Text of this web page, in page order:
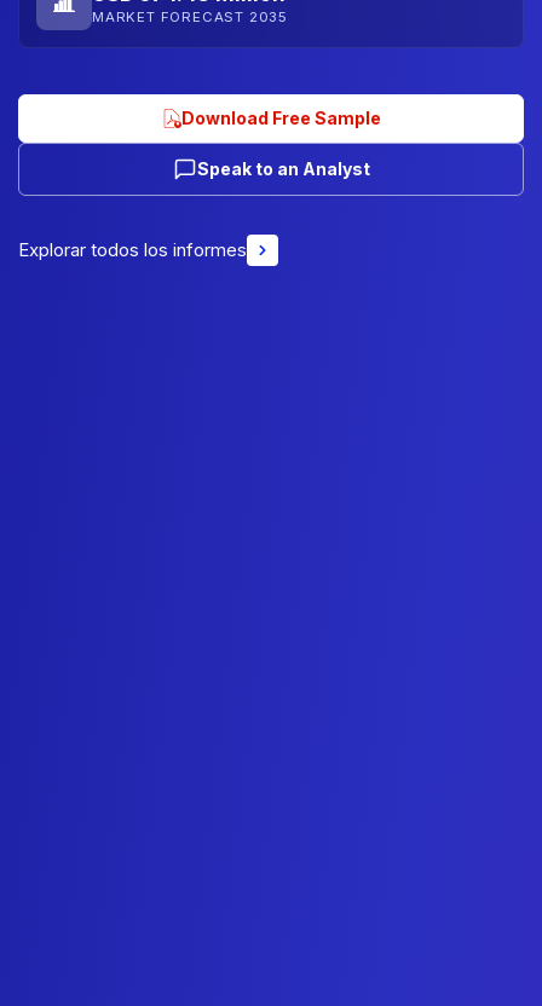
MARKET FORECAST 2035
Download Free Sample
Speak to an Analyst
Explorar todos los informes